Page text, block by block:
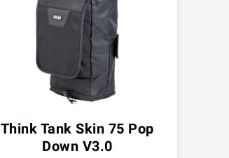
Think Tank Skin 75 Pop
Down V3.0